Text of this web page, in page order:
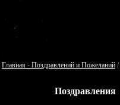
Главная - Поздравлений и Пожеланий /
Поздравления